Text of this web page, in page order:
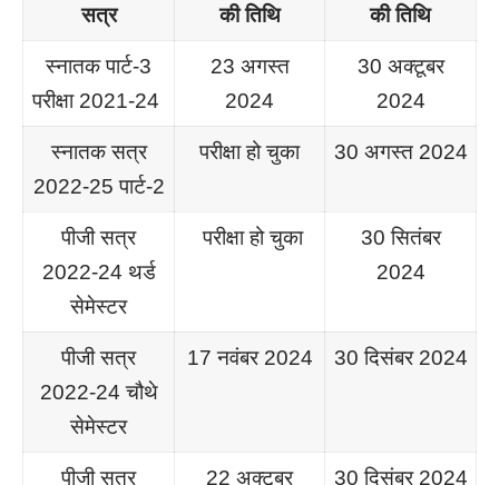
सत्र
की तिथि
की तिथि
स्नातक पार्ट-3
परीक्षा 2021-24
23 अगस्त
2024
30 अक्टूबर
2024
स्नातक सत्र
2022-25 पार्ट-2
परीक्षा हो चुका 30 अगस्त 2024
पीजी सत्र
2022-24 थर्ड
सेमेस्टर
परीक्षा हो चुका
30 सितंबर
2024
पीजी सत्र
2022-24 चौथे
सेमेस्टर
17 नवंबर 2024 30 दिसंबर 2024
पीजी सत्र 22 अक्टूबर 30 दिसंबर 2024